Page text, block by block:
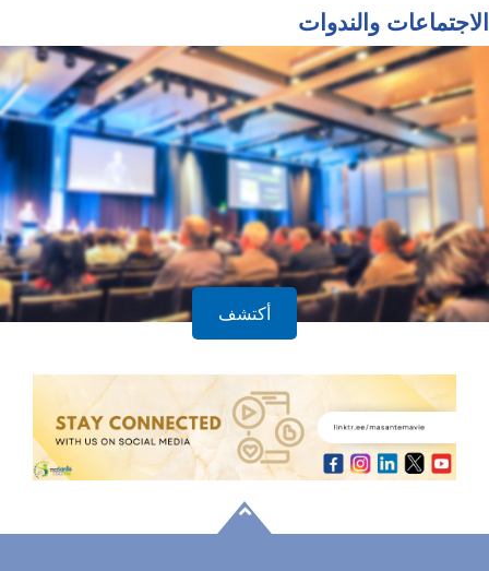
الاجتماعات والندوات
أكتشف